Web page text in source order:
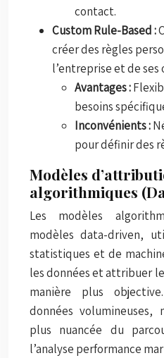
contact.
Custom Rule-Based :
créer des règles
l’entreprise et de ses
Avantages :
besoins
Inconvénients :
pour définir des
Modèles
algorithmiques
Les modèles
modèles data-driven,
statistiques et de
les données et attribuer
manière plus
données
plus nuancée du
l’analyse performance